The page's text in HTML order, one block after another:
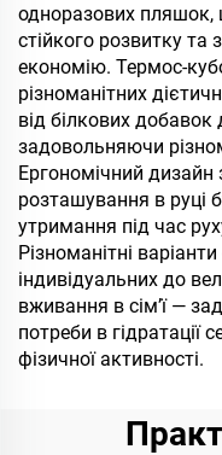
одноразових пляшок,
стійкого розвитку та
економію. Термос-
різноманітних
від білкових добавок
задовольняючи
Ергономічний
розташування в руці
утримання під час
Різноманітні
індивідуальних до
вживання в сім’ї —
потреби в гідратації
фізичної активності.